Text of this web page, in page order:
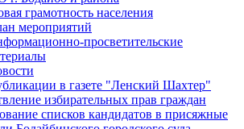
грамотность населения
мероприятий
просветительские
в газете "Ленский Шахтер"
избирательных прав граждан
списков кандидатов в присяжные